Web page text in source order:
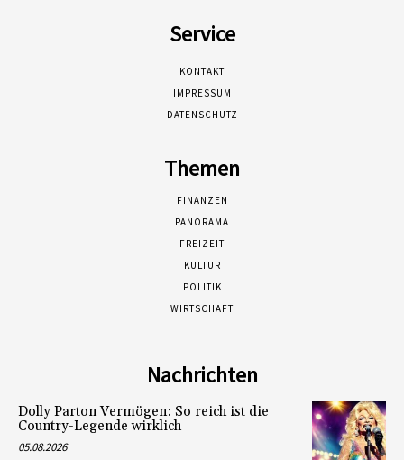
Service
KONTAKT
IMPRESSUM
DATENSCHUTZ
Themen
FINANZEN
PANORAMA
FREIZEIT
KULTUR
POLITIK
WIRTSCHAFT
Nachrichten
Dolly Parton Vermögen: So reich ist die
Country-Legende wirklich
05.08.2026